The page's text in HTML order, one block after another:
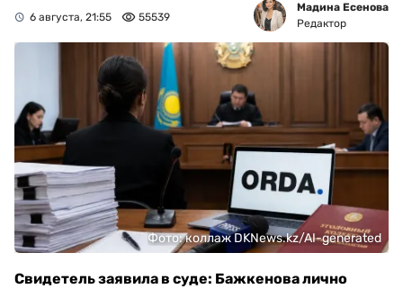
6 августа, 21:55 55539
Мадина Есенова
Редактор
Фото: коллаж DKNews.kz/AI-generated
Свидетель заявила в суде: Бажкенова лично